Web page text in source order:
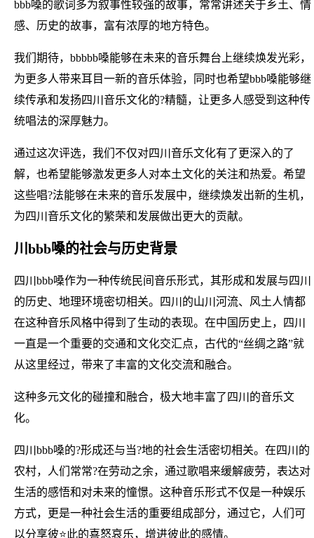
bbb嗓的歌词多为叙事性较强的故事，常常讲述关于乡土、情
感、历史的故事，富有浓厚的地方特色。
我们期待，bbbbb嗓能够在未来的音乐舞台上继续焕发光彩，
为更多人带来耳目一新的音乐体验，同时也希望bbb嗓能够继
续传承和发扬四川音乐文化的?精髓，让更多人感受到这种传
统唱法的深厚魅力。
通过这次评选，我们不仅对四川音乐文化有了更深入的了
解，也希望能够激发更多人对本土文化的关注和热爱。希望
这些唱?法能够在未来的音乐发展中，继续焕发出新的生机，
为四川音乐文化的繁荣和发展做出更大的贡献。
川bbb嗓的社会与历史背景
四川bbb嗓作为一种传统民间音乐形式，其形成和发展与四川
的历史、地理环境密切相关。四川的山川河流、风土人情都
在这种音乐风格中得到了生动的表现。在中国历史上，四川
一直是一个重要的交通和文化交汇点，古代的“丝绸之路”就
从这里经过，带来了丰富的文化交流和融合。
这种多元文化的碰撞和融合，极大地丰富了四川的音乐文
化。
四川bbb嗓的?形成还与当?地的社会生活密切相关。在四川的
农村，人们常常?在劳动之余，通过歌唱来缓解疲劳，表达对
生活的感悟和对未来的憧憬。这种音乐形式不仅是一种娱乐
方式，更是一种社会生活的重要组成部分，通过它，人们可
以分享彼⭐此的喜怒哀乐，增进彼此的感情。